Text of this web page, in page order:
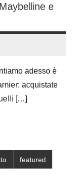
e
adesso è
acquistate
[…]
featured